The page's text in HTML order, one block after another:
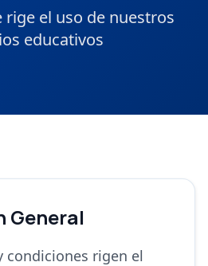
rige el uso de nuestros
educativos
General
condiciones rigen el